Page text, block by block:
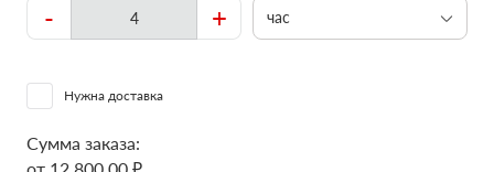
- + час
Нужна доставка
Сумма заказа: